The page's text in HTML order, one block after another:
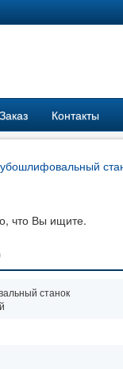
Заказ Контакты
что Вы ищите.
станок